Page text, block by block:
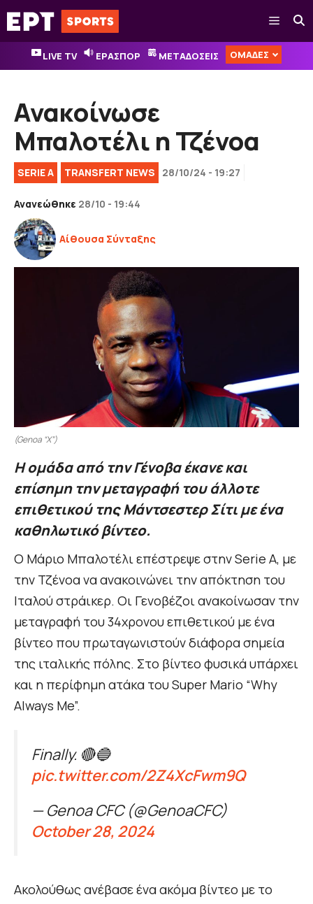
Μετάβαση
σε
περιεχόμενο
Μενού
LIVE TV ΕΡΑΣΠΟΡ ΜΕΤΑΔΟΣΕΙΣ ΟΜΑΔΕΣ
Ανακοίνωσε
Μπαλοτέλι η Τζένοα
SERIE A TRANSFERT NEWS 28/10/24 - 19:27
Ανανεώθηκε 28/10 - 19:44
Αίθουσα Σύνταξης
(Genoa “X”)
Η ομάδα από την Γένοβα έκανε και
επίσημη την μεταγραφή του άλλοτε
επιθετικού της Μάντσεστερ Σίτι με ένα
καθηλωτικό βίντεο.
Ο Μάριο Μπαλοτέλι επέστρεψε στην Serie A, με
την Τζένοα να ανακοινώνει την απόκτηση του
Ιταλού στράικερ. Οι Γενοβέζοι ανακοίνωσαν την
μεταγραφή του 34χρονου επιθετικού με ένα
βίντεο που πρωταγωνιστούν διάφορα σημεία
της ιταλικής πόλης. Στο βίντεο φυσικά υπάρχει
και η περίφημη ατάκα του Super Mario “Why
Always Me”.
Finally. 🔴🔵
pic.twitter.com/2Z4XcFwm9Q
— Genoa CFC (@GenoaCFC)
October 28, 2024
Ακολούθως ανέβασε ένα ακόμα βίντεο με το